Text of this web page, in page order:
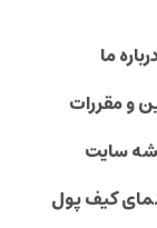
ما
و مقررات
سایت
کیف پول